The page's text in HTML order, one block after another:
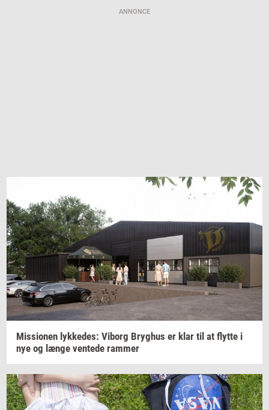
ANNONCE
Mis­sio­nen lyk­ke­des: Vi­borg Bryg­hus er klar til at flyt­te i
nye og længe ven­te­de ram­mer